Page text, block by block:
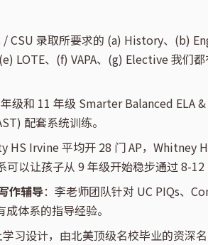
/ CSU 录取所要求的 (a) History、(b)
LOTE、(f) VAPA、(g) Elective 我们
级和 11 年级 Smarter Balanced ELA
配套系统训练。
HS Irvine 平均开 28 门 AP，Whitney
以让孩子从 9 年级开始稳步通过 8-12
作辅导：李老师团队针对 UC PIQs、
体系的指导经验。
习设计，由北美顶级名校毕业的资深名